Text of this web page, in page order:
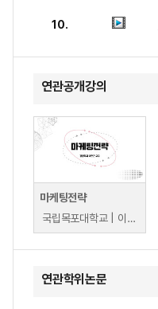
10.
연관공개강의
마케팅전략
국립목포대학교 | 이한근
연관학위논문